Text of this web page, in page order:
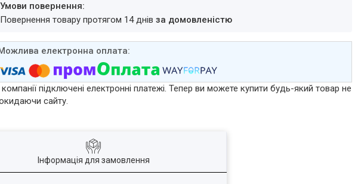
повернення товару протягом 14 днівза домовленістю
підключені електронні платежі. Тепер ви можете купити будь-який товар не
сайту.
Інформація для замовлення